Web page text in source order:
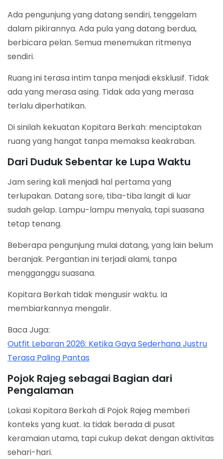
Ada pengunjung yang datang sendiri, tenggelam
dalam pikirannya. Ada pula yang datang berdua,
berbicara pelan. Semua menemukan ritmenya
sendiri.
Ruang ini terasa intim tanpa menjadi eksklusif. Tidak
ada yang merasa asing. Tidak ada yang merasa
terlalu diperhatikan.
Di sinilah kekuatan Kopitara Berkah: menciptakan
ruang yang hangat tanpa memaksa keakraban.
Dari Duduk Sebentar ke Lupa Waktu
Jam sering kali menjadi hal pertama yang
terlupakan. Datang sore, tiba-tiba langit di luar
sudah gelap. Lampu-lampu menyala, tapi suasana
tetap tenang.
Beberapa pengunjung mulai datang, yang lain belum
beranjak. Pergantian ini terjadi alami, tanpa
mengganggu suasana.
Kopitara Berkah tidak mengusir waktu. Ia
membiarkannya mengalir.
Baca Juga:
Outfit Lebaran 2026: Ketika Gaya Sederhana Justru
Terasa Paling Pantas
Pojok Rajeg sebagai Bagian dari
Pengalaman
Lokasi Kopitara Berkah di Pojok Rajeg memberi
konteks yang kuat. Ia tidak berada di pusat
keramaian utama, tapi cukup dekat dengan aktivitas
sehari-hari.